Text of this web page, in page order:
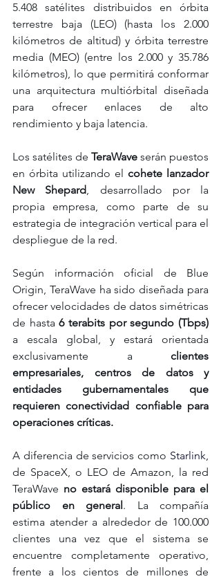
5.408 satélites distribuidos en órbita
terrestre baja (LEO) (hasta los 2.000
kilómetros de altitud) y órbita terrestre
media (MEO) (entre los 2.000 y 35.786
kilómetros), lo que permitirá conformar
una arquitectura multiórbital diseñada
para ofrecer enlaces de alto
rendimiento y baja latencia.
Los satélites de TeraWave serán puestos
en órbita utilizando el cohete lanzador
New Shepard, desarrollado por la
propia empresa, como parte de su
estrategia de integración vertical para el
despliegue de la red.
Según información oficial de Blue
Origin, TeraWave ha sido diseñada para
ofrecer velocidades de datos simétricas
de hasta 6 terabits por segundo (Tbps)
a escala global, y estará orientada
exclusivamente a clientes
empresariales, centros de datos y
entidades gubernamentales que
requieren conectividad confiable para
operaciones críticas.
A diferencia de servicios como Starlink
de SpaceX, o LEO de Amazon, la red
TeraWave no estará disponible para el
público en general . La compañía
estima atender a alrededor de 100.000
clientes una vez que el sistema se
encuentre completamente operativo,
frente a los cientos de millones de